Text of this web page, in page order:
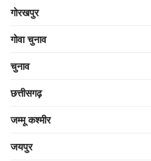
गोरखपुर
गोवा चुनाव
चुनाव
छत्तीसगढ़
जम्मू कश्मीर
जयपुर